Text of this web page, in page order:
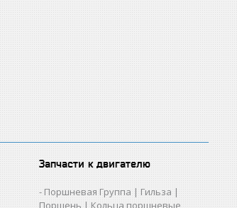
Запчасти к двигателю
Поршневая Группа | Гильза |
Поршень | Кольца поршневые